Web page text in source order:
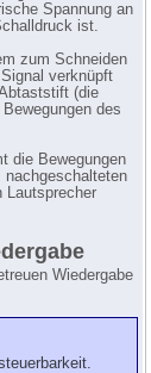
Spannung an
ist.
zum Schneiden
verknüpft
(die
des
die Bewegungen
Lautsprecher
Wiedergabe